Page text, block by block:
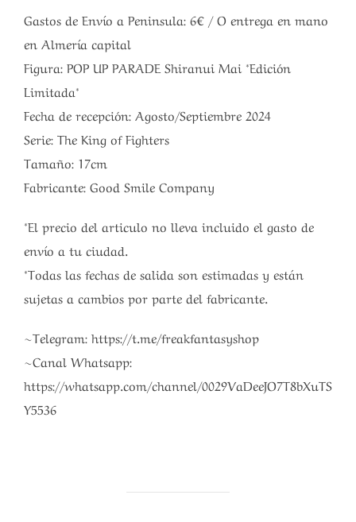
Gastos de Envío a Peninsula: 6€ / O entrega en mano
en Almería capital
Figura: POP UP PARADE Shiranui Mai *Edición
Limitada*
Fecha de recepción: Agosto/Septiembre 2024
Serie: The King of Fighters
Tamaño: 17cm
Fabricante: Good Smile Company
*El precio del articulo no lleva incluido el gasto de
envío a tu ciudad.
*Todas las fechas de salida son estimadas y están
sujetas a cambios por parte del fabricante.
~Telegram: https://t.me/freakfantasyshop
~Canal Whatsapp:
https://whatsapp.com/channel/0029VaDeeJO7T8bXuTS
Y5536